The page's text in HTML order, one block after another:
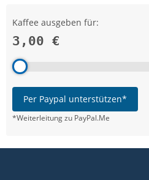
Kaffee ausgeben für:
3,00 €
Per Paypal unterstützen*
*Weiterleitung zu PayPal.Me